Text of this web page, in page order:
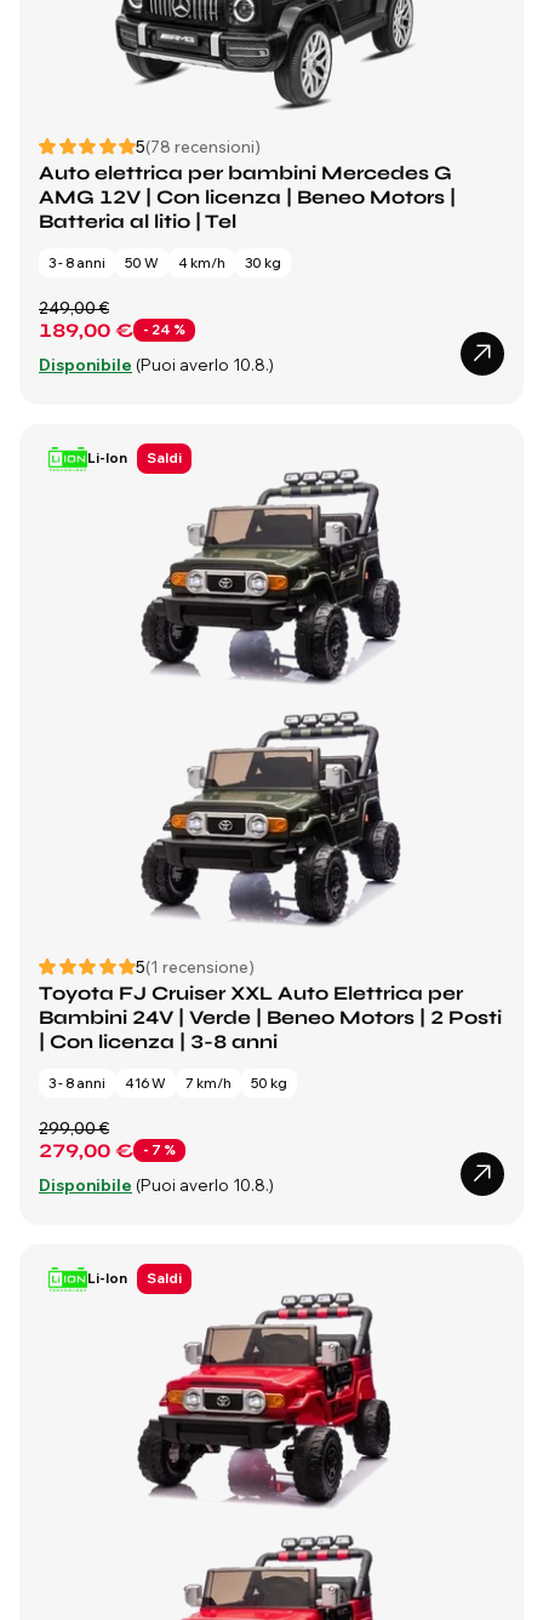
5(78 recensioni)
Auto elettrica per bambini Mercedes G
AMG 12V | Con licenza | Beneo Motors |
Batteria al litio | Tel
3 - 8 anni 50 W 4 km/h 30 kg
189,00 € - 24 %
249,00 €
Disponibile (Puoi averlo 10.8.)
Li-Ion Saldi
5(1 recensione)
Toyota FJ Cruiser XXL Auto Elettrica per
Bambini 24V | Verde | Beneo Motors | 2 Posti
| Con licenza | 3-8 anni
3 - 8 anni 416 W 7 km/h 50 kg
279,00 € - 7 %
299,00 €
Disponibile (Puoi averlo 10.8.)
Li-Ion Saldi